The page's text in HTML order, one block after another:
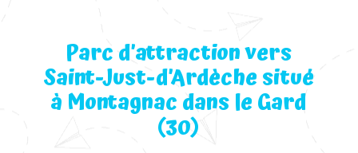
Parc d’attraction vers
Saint-Just-d’Ardèche situé
à Montagnac dans le Gard
(30)